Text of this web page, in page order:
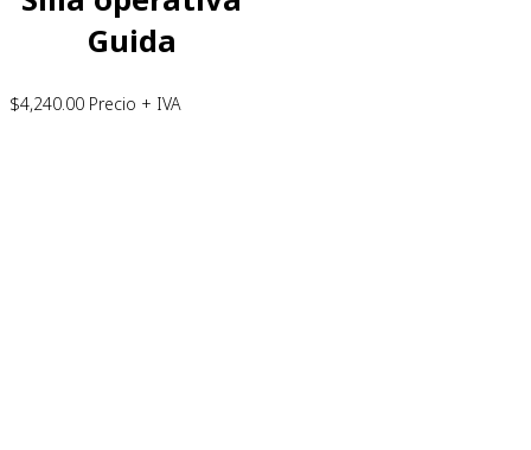
Guida
$4,240.00 Precio + IVA